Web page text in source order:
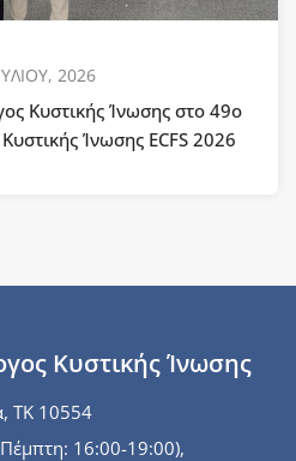
2026
Κυστικής Ίνωσης στο 49ο
Ίνωσης ECFS 2026
Κυστικής Ίνωσης
ΤΚ 10554
16:00-19:00),